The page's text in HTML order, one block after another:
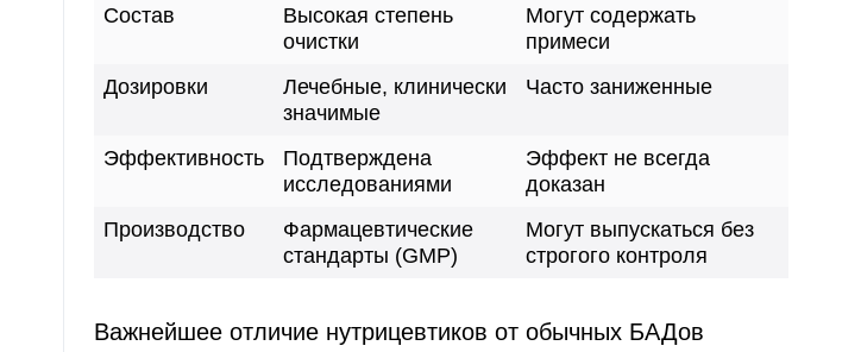
Состав
Высокая степень
очистки
Могут содержать
примеси
Дозировки
Лечебные, клинически
значимые
Часто заниженные
Эффективность
Подтверждена
исследованиями
Эффект не всегда
доказан
Производство
Фармацевтические
стандарты (GMP)
Могут выпускаться без
строгого контроля
Важнейшее отличие нутрицевтиков от обычных БАДов